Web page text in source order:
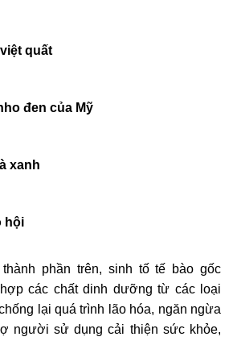
quất
đen của Mỹ
xanh
hội
phần trên, sinh tố tế bào gốc
các chất dinh dưỡng từ các loại
lại quá trình lão hóa, ngăn ngừa
người sử dụng cải thiện sức khỏe,